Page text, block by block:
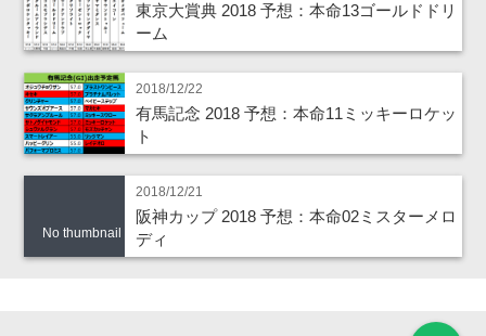
東京大賞典 2018 予想：本命13ゴールドドリ
ーム
2018/12/22
有馬記念 2018 予想：本命11ミッキーロケッ
ト
No thumbnail
2018/12/21
阪神カップ 2018 予想：本命02ミスターメロ
ディ